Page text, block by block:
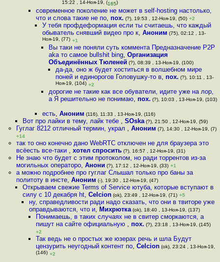
15:22 , 14-Ноя-19, (165)
современное поколение не может в self-hosting настолько,
что и слова такие не по, пох. (?), 19:53 , 12-Ноя-19, (50) +2
У тебя профдеформация если ты считаешь, что каждый
обыватель снявший видео про к, Аноним (75), 02:12 , 13-
Ноя-19, (77) +1
Вы таки не поняли суть коммента Предназначение P2P
aka то самое bullshit bing,Организация
Объединённых Тюленей (?), 08:39 , 13-Ноя-19, (100)
да-да, оно ж будет хоститься в волшебном мире
поней и единорогов Головушку-то в, пох. (?), 10:11 , 13-
Ноя-19, (104) +2
дорогие не такие как все обуватели, идите уже на лор,
а Я решительно не понимаю, пох. (?), 10:03 , 13-Ноя-19, (103)
есть, Аноним (116), 11:33 , 13-Ноя-19, (116)
Вот про лайки в тему, лайк тебе , SOska(?), 21:50 , 12-Ноя-19, (59)
Гуглаг 8212 отличный термин, украл , Аноним (7), 14:30 , 12-Ноя-19, (7)
+14
так то оно конечно дано WebRTC отключен не для браузера это
всёесть все-таки , хотел спросить(?), 16:57 , 12-Ноя-19, (31)
Не знаю что будет с этим протоколом, но ради торрентов из-за
могильных операторо, Анони (?), 17:12 , 12-Ноя-19, (33) +1
а можно подробнее про гуглаг Слышал только про баны за
политоту в инсте, Аноним (-), 19:30 , 12-Ноя-19, (47)
Открываем свежие Terms of Service ютуба, которые вступают в
силу с 10 декабря ht, Celcion(ok), 23:49 , 12-Ноя-19, (71) +5
ну, справедливости ради надо сказать, что они в твиторе уже
оправдываются, что и, Михрютка (ok), 18:40 , 13-Ноя-19, (137)
Понимаешь, в таких случаях не в свитер сморкаются, а
пишут на сайте официальную , пох. (?), 23:18 , 13-Ноя-19, (145)
+2
Так ведь не о простых же юзерах речь и шла Будут
цензурить неугодный контент по, Celcion(ok), 23:24 , 13-Ноя-19,
(146) +2